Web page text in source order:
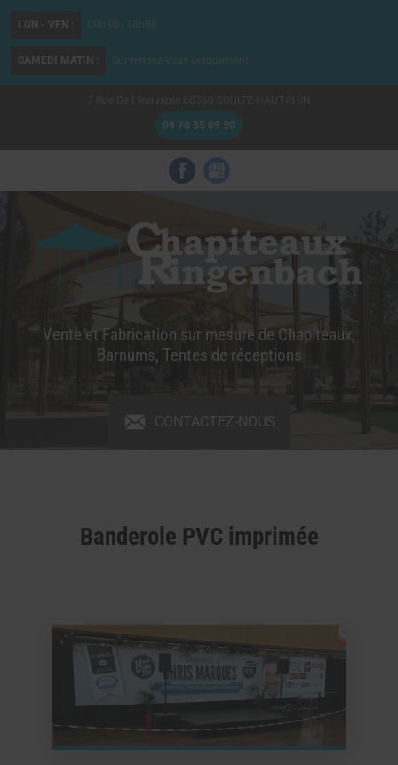
09 70 35 09 30
LUN - VEN : 09h30 - 18h00
SAMEDI MATIN : Sur rendez-vous uniquement
Vente et Fabrication sur mesure de Chapiteaux,
Barnums, Tentes de réceptions
CONTACTEZ-NOUS
Banderole PVC imprimée